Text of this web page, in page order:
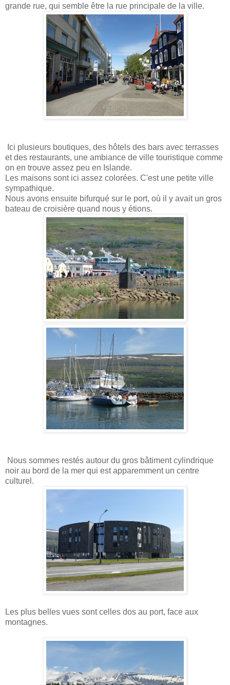
grande rue, qui semble être la rue principale de la ville.
Ici plusieurs boutiques, des hôtels des bars avec terrasses
et des restaurants, une ambiance de ville touristique comme
on en trouve assez peu en Islande.
Les maisons sont ici assez colorées. C'est une petite ville
sympathique.
Nous avons ensuite bifurqué sur le port, où il y avait un gros
bateau de croisière quand nous y étions.
Nous sommes restés autour du gros bâtiment cylindrique
noir au bord de la mer qui est apparemment un centre
culturel.
Les plus belles vues sont celles dos au port, face aux
montagnes.